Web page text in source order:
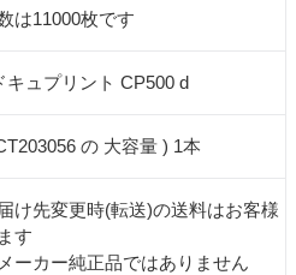
は11000枚です
キュプリント CP500 d
の 大容量 ) 1本
け先変更時(転送)の送料はお客様
す
ーカー純正品ではありません